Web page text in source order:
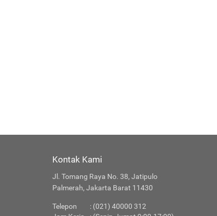
Kontak Kami
Jl. Tomang Raya No. 38, Jatipulo
Palmerah, Jakarta Barat 11430
Telepon
: (021) 40000 312